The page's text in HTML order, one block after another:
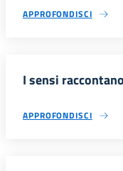
APPROFONDISCI
I sensi
APPROFONDISCI